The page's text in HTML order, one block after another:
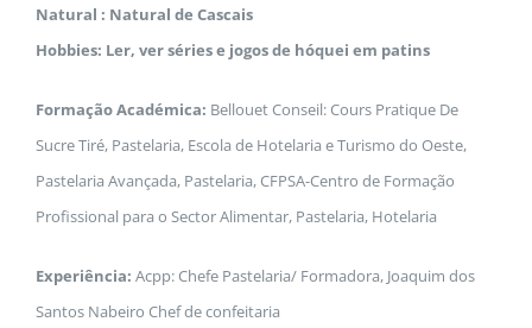
Natural : Natural de Cascais
Hobbies: Ler, ver séries e jogos de hóquei em patins
Formação Académica: Bellouet Conseil: Cours Pratique De
Sucre Tiré, Pastelaria, Escola de Hotelaria e Turismo do Oeste,
Pastelaria Avançada, Pastelaria, CFPSA-Centro de Formação
Profissional para o Sector Alimentar, Pastelaria, Hotelaria
Experiência: Acpp: Chefe Pastelaria/ Formadora, Joaquim dos
Santos Nabeiro Chef de confeitaria